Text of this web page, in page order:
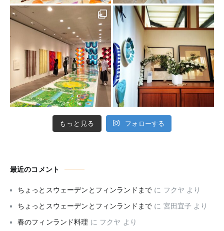
もっと見る フォローする
最近のコメント
ちょっとスウェーデンとフィンランドまで に フクヤ より
ちょっとスウェーデンとフィンランドまで に 宮田宜子 より
春のフィンランド料理 に フクヤ より